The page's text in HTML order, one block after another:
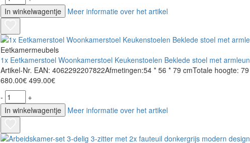
In winkelwagentje
Meer informatie over het artikel
Eetkamermeubels
1x Eetkamerstoel Woonkamerstoel Keukenstoelen Beklede stoel met
Artikel-Nr. EAN: 4062292207822Afmetingen:54 * 56 * 79 cmTotale hoogte:
680.00€ 499.00€
-
+
In winkelwagentje
Meer informatie over het artikel